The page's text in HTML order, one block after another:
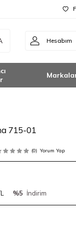
Hesabım
715-01
(0) Yorum Yap
%5 İndirim